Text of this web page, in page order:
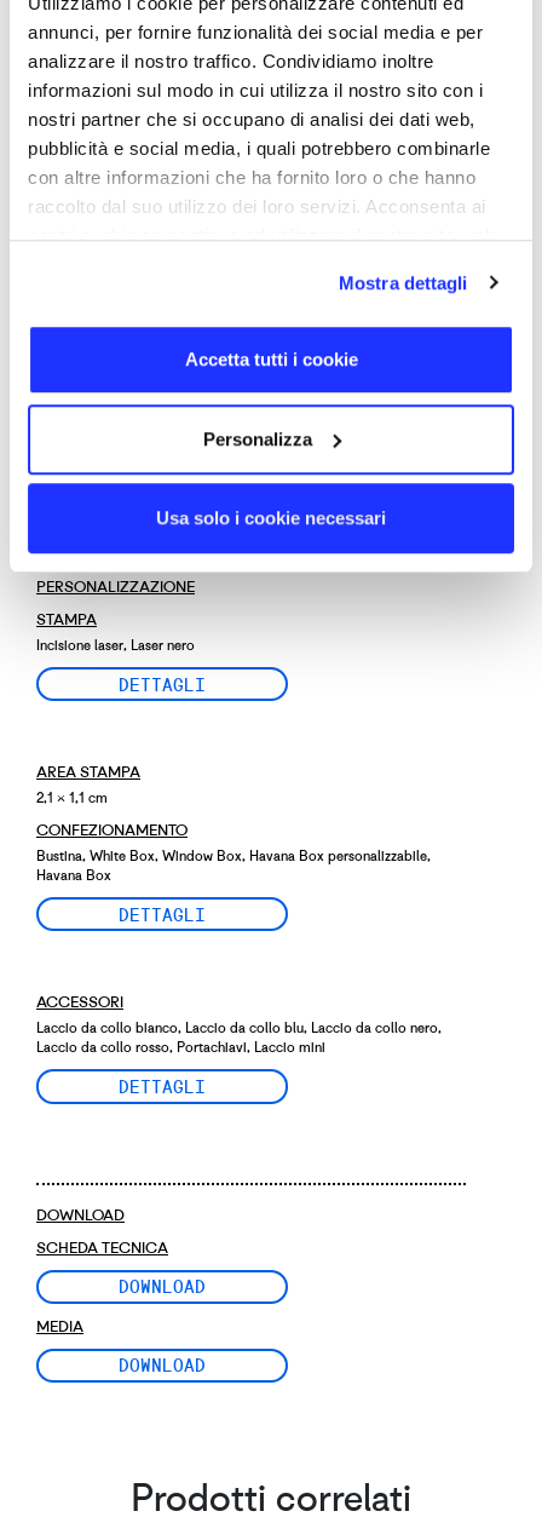
annunci, per fornire funzionalità dei social media e per
analizzare il nostro traffico. Condividiamo inoltre
informazioni sul modo in cui utilizza il nostro sito con i
nostri partner che si occupano di analisi dei dati web,
pubblicità e social media, i quali potrebbero combinarle
con altre informazioni che ha fornito loro o che hanno
raccolto dal suo utilizzo dei loro servizi. Acconsenta ai
nostri cookie se continua ad utilizzare il nostro sito web.
Mostra dettagli
Accetta tutti i cookie
Personalizza
Usa solo i cookie necessari
incisione laser.
TORNA SU
DETTAGLI
CODICE PRODOTTO
0008
DIMENSIONE
Metallo
GIORNI DI CONSEGNA
CERTIFICAZIONI
SERVIZI DIGITALI
Dati cancellabili, Icona, Rinominazione, Dati non cancellabili
PERSONALIZZAZIONE
STAMPA
Incisione laser, Laser nero
DETTAGLI
AREA STAMPA
2,1 × 1,1 cm
CONFEZIONAMENTO
Bustina, White Box, Window Box, Havana Box personalizzabile,
Havana Box
DETTAGLI
ACCESSORI
Laccio da collo bianco, Laccio da collo blu, Laccio da collo nero,
Laccio da collo rosso, Portachiavi, Laccio mini
DETTAGLI
DOWNLOAD
SCHEDA TECNICA
DOWNLOAD
MEDIA
DOWNLOAD
Prodotti correlati